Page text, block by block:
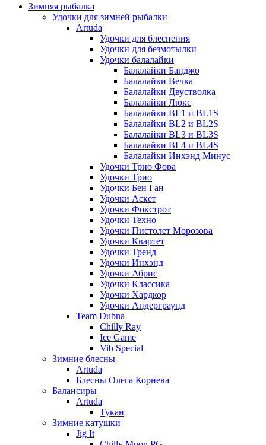
Зимняя рыбалка
Удочки для зимней рыбалки
Artuda
Удочки для блеснения
Удочки для безмотылки
Удочки балалайки
Балалайки Банджо
Балалайки Вечка
Балалайки Двустволка
Балалайки Люкс
Балалайки BL1 и BL1S
Балалайки BL2 и BL2S
Балалайки BL3 и BL3S
Балалайки BL4 и BL4S
Балалайки Инхэнд Минус
Удочки Трио Фора
Удочки Трио
Удочки Бен Ган
Удочки Аскет
Удочки Фокстрот
Удочки Техно
Удочки Пистолет Морозова
Удочки Квартет
Удочки Тренд
Удочки Инхэнд
Удочки Абрис
Удочки Классика
Удочки Хардкор
Удочки Андерграунд
Team Dubna
Chilly Ray
Ice Game
Vib Special
Зимние блесны
Artuda
Блесны Олега Корнева
Балансиры
Artuda
Тукан
Зимние катушки
Jig It